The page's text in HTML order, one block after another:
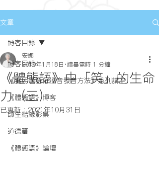
文章
博客目錄
《實用漢語好嗓音發音方法》系列講座
《體態語》博客
師生結緣影集
道德篇
《體態語》論壇
博客目錄
《體態語》中「笑」的生命
力（三）
安娜
2019年1月18日 讀畢需時 1 分鐘
已更新：2021年10月31日